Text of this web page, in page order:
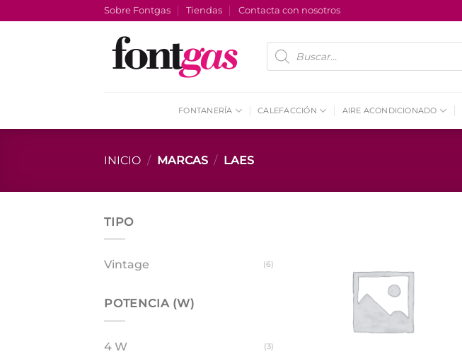
al
Sobre Fontgas Tiendas Contacta con nosotros
Búsqueda
de
productos
FONTANERÍA CALEFACCIÓN AIRE ACONDICIONADO
INICIO / MARCAS / LAES
TIPO
Vintage (6)
POTENCIA (W)
4 W (3)